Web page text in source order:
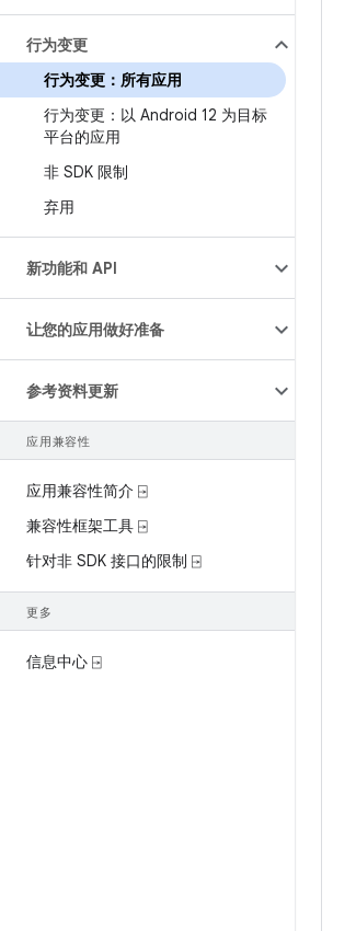
行为变更
行为变更：所有应用
行为变更：以 Android 12 为目标
平台的应用
非 SDK 限制
弃用
新功能和 API
让您的应用做好准备
参考资料更新
应用兼容性
应用兼容性简介 ⍈
兼容性框架工具 ⍈
针对非 SDK 接口的限制 ⍈
更多
信息中心 ⍈